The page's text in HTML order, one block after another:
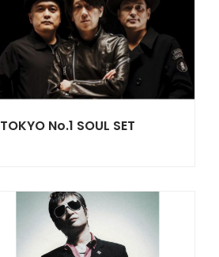
TOKYO No.1 SOUL SET